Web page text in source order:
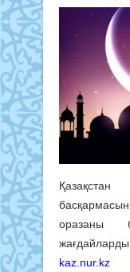
оразаны
kaz.nur.kz